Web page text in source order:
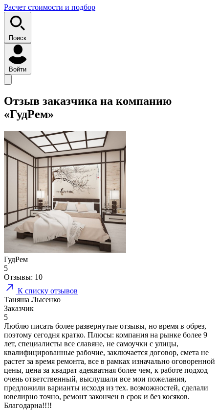
Расчет стоимости и подбор
Поиск
Войти
Отзыв заказчика на компанию
«ГудРем»
ГудРем
5
Отзывы: 10
К списку отзывов
Таняша Лысенко
Заказчик
5
Люблю писать более развернутые отзывы, но время в обрез,
поэтому сегодня кратко. Плюсы: компания на рынке более 9
лет, специалисты все славяне, не самоучки с улицы,
квалифицированные рабочие, заключается договор, смета не
растет за время ремонта, все в рамках изначально оговоренной
цены, цена за квадрат адекватная более чем, к работе подход
очень ответственный, выслушали все мои пожелания,
предложили варианты исходя из тех. возможностей, сделали
ювелирно точно, ремонт закончен в срок и без косяков.
Благодарна!!!!